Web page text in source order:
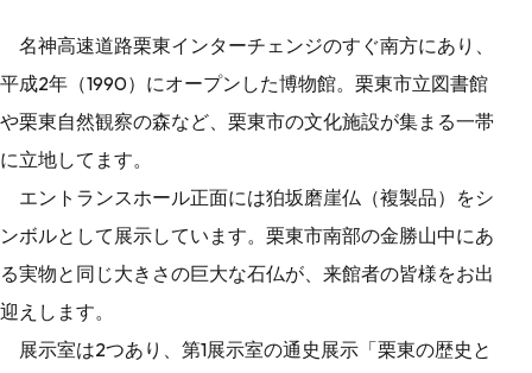
名神高速道路栗東インターチェンジのすぐ南方にあり、
平成2年（1990）にオープンした博物館。栗東市立図書館
や栗東自然観察の森など、栗東市の文化施設が集まる一帯
に立地してます。
エントランスホール正面には狛坂磨崖仏（複製品）をシ
ンボルとして展示しています。栗東市南部の金勝山中にあ
る実物と同じ大きさの巨大な石仏が、来館者の皆様をお出
迎えします。
展示室は2つあり、第1展示室の通史展示「栗東の歴史と